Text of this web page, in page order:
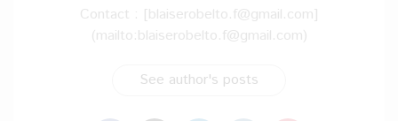
Contact : [blaiserobelto.f@gmail.com]
(mailto:blaiserobelto.f@gmail.com)
See author's posts